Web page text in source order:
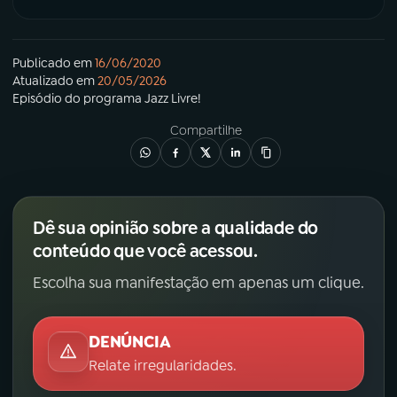
Publicado em16/06/2020
Atualizado em20/05/2026
Episódio do programa Jazz Livre!
Compartilhe
Dê sua opinião sobre a qualidade do
conteúdo que você acessou.
Escolha sua manifestação em apenas um clique.
DENÚNCIA
Relate irregularidades.